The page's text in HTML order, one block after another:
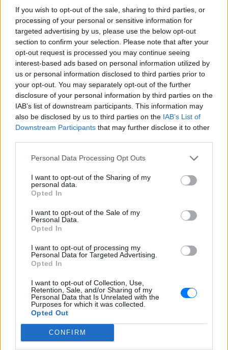
If you wish to opt-out of the sale, sharing to third parties, or
processing of your personal or sensitive information for
targeted advertising by us, please use the below opt-out
section to confirm your selection. Please note that after your
opt-out request is processed you may continue seeing
interest-based ads based on personal information utilized by
us or personal information disclosed to third parties prior to
your opt-out. You may separately opt-out of the further
disclosure of your personal information by third parties on the
IAB’s list of downstream participants. This information may
also be disclosed by us to third parties on the IAB’s List of
Downstream Participants that may further disclose it to other
Personal Data Processing Opt Outs
I want to opt-out of the Sharing of my
personal data.
Opted In
I want to opt-out of the Sale of my
Personal Data.
Opted In
I want to opt-out of processing my
Personal Data for Targeted Advertising.
Opted In
I want to opt-out of Collection, Use,
Retention, Sale, and/or Sharing of my
Personal Data that Is Unrelated with the
Purposes for which it was collected.
Opted Out
CONFIRM
Ακολουθήστε το E-Radio.gr και στο Instagram
ΔΙΑΦΗΜΙΣΗ
ΔΕΙΤΕ ΕΠΙΣΗΣ
ΣΤΗΝ ΙΔΙΑ ΚΑΤΗΓΟΡΙΑ
19χρονο να οδηγείται με τη βία